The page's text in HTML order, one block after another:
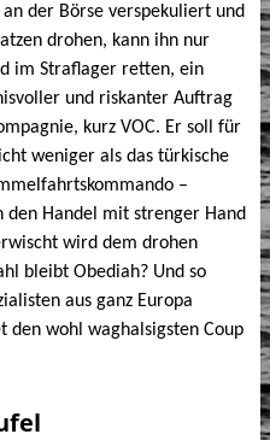
der Börse verspekuliert und
drohen, kann ihn nur
im Straflager retten, ein
und riskanter Auftrag
kurz VOC. Er soll für
weniger als das türkische
–
den Handel mit strenger Hand
wird dem drohen
bleibt Obediah? Und so
aus ganz Europa
den wohl waghalsigsten Coup